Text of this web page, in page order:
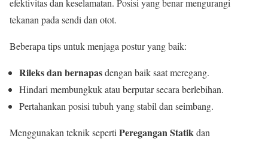
efektivitas dan keselamatan. Posisi yang benar mengurangi
tekanan pada sendi dan otot.
Beberapa tips untuk menjaga postur yang baik:
Rileks dan bernapasdengan baik saat meregang.
Hindari membungkuk atau berputar secara berlebihan.
Pertahankan posisi tubuh yang stabil dan seimbang.
Menggunakan teknik seperti Peregangan Statikdan